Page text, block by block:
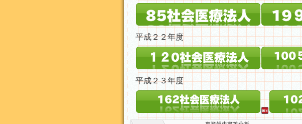
平成２２年度
平成２３年度